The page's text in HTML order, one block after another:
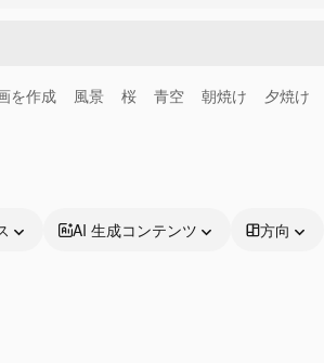
を作成 風景 桜 青空 朝焼け 夕焼け
AI 生成コンテンツ 方向